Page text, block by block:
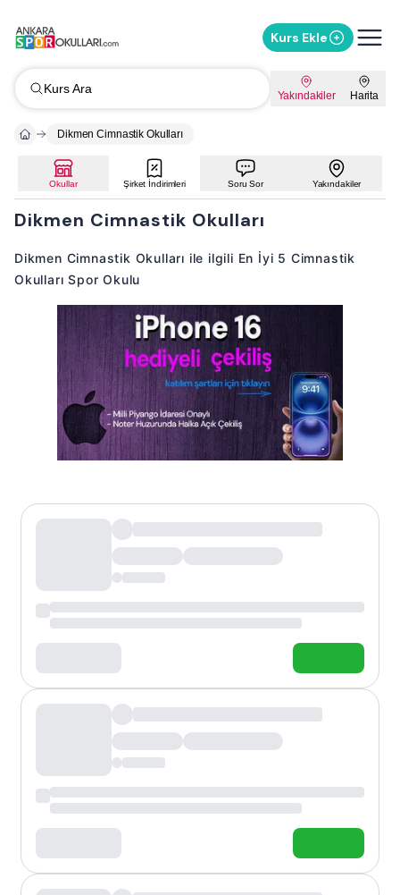
Kurs Ekle
Kurs Ara Yakındakiler Harita
Dikmen Cimnastik Okulları
Okullar Şirket İndirimleri Soru Sor Yakındakiler
Dikmen Cimnastik Okulları
Dikmen Cimnastik Okulları ile ilgili En İyi 5 Cimnastik
Okulları Spor Okulu